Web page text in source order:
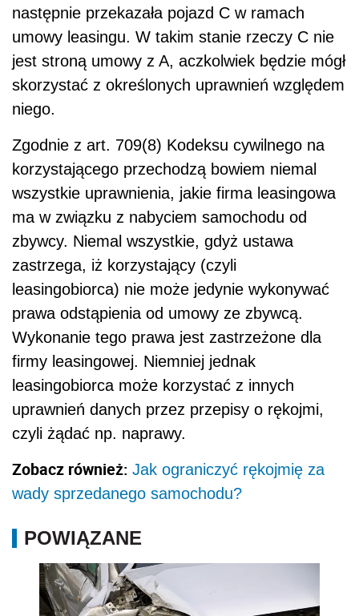
następnie przekazała pojazd C w ramach
umowy leasingu. W takim stanie rzeczy C nie
jest stroną umowy z A, aczkolwiek będzie mógł
skorzystać z określonych uprawnień względem
niego.
Zgodnie z art. 709(8) Kodeksu cywilnego na
korzystającego przechodzą bowiem niemal
wszystkie uprawnienia, jakie firma leasingowa
ma w związku z nabyciem samochodu od
zbywcy. Niemal wszystkie, gdyż ustawa
zastrzega, iż korzystający (czyli
leasingobiorca) nie może jedynie wykonywać
prawa odstąpienia od umowy ze zbywcą.
Wykonanie tego prawa jest zastrzeżone dla
firmy leasingowej. Niemniej jednak
leasingobiorca może korzystać z innych
uprawnień danych przez przepisy o rękojmi,
czyli żądać np. naprawy.
Zobacz również: Jak ograniczyć rękojmię za
wady sprzedanego samochodu?
POWIĄZANE